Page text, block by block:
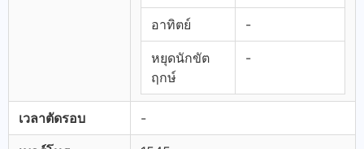
อาทิตย์ -
หยุดนักขัต
ฤกษ์
-
เวลาตัดรอบ -